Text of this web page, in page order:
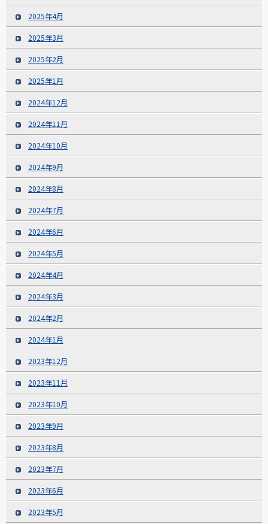
2025年4月
2025年3月
2025年2月
2025年1月
2024年12月
2024年11月
2024年10月
2024年9月
2024年8月
2024年7月
2024年6月
2024年5月
2024年4月
2024年3月
2024年2月
2024年1月
2023年12月
2023年11月
2023年10月
2023年9月
2023年8月
2023年7月
2023年6月
2023年5月